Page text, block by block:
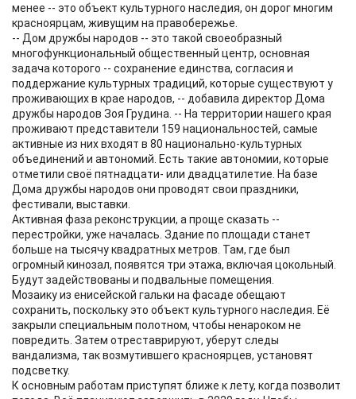
менее -- это объект культурного наследия, он дорог многим
красноярцам, живущим на правобережье.
-- Дом дружбы народов -- это такой своеобразный
многофункциональный общественный центр, основная
задача которого -- сохранение единства, согласия и
поддержание культурных традиций, которые существуют у
проживающих в крае народов, -- добавила директор Дома
дружбы народов Зоя Грудина. -- На территории нашего края
проживают представители 159 национальностей, самые
активные из них входят в 80 национально-культурных
объединений и автономий. Есть такие автономии, которые
отметили своё пятнадцати- или двадцатилетие. На базе
Дома дружбы народов они проводят свои праздники,
фестивали, выставки.
Активная фаза реконструкции, а проще сказать --
перестройки, уже началась. Здание по площади станет
больше на тысячу квадратных метров. Там, где был
огромный кинозал, появятся три этажа, включая цокольный.
Будут задействованы и подвальные помещения.
Мозаику из енисейской гальки на фасаде обещают
сохранить, поскольку это объект культурного наследия. Её
закрыли специальным полотном, чтобы ненароком не
повредить. Затем отреставрируют, уберут следы
вандализма, так возмутившего красноярцев, установят
подсветку.
К основным работам приступят ближе к лету, когда позволит